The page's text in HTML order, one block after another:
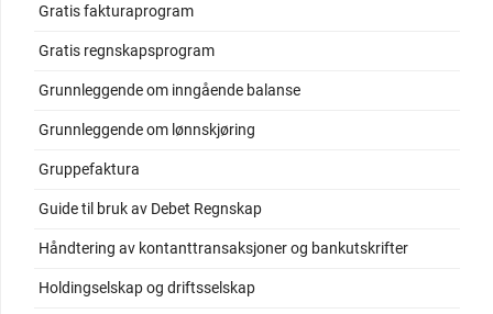
Gratis fakturaprogram
Gratis regnskapsprogram
Grunnleggende om inngående balanse
Grunnleggende om lønnskjøring
Gruppefaktura
Guide til bruk av Debet Regnskap
Håndtering av kontanttransaksjoner og bankutskrifter
Holdingselskap og driftsselskap